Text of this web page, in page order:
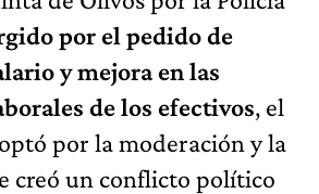
por el pedido de
y mejora en las
de los efectivos, el
por la moderación y la
creó un conflicto político